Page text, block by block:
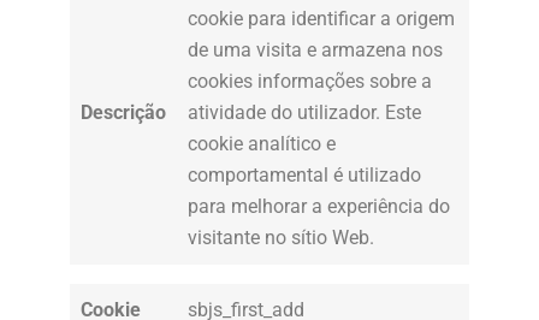
Descrição
cookie para identificar a origem
de uma visita e armazena nos
cookies informações sobre a
atividade do utilizador. Este
cookie analítico e
comportamental é utilizado
para melhorar a experiência do
visitante no sítio Web.
Cookie sbjs_first_add